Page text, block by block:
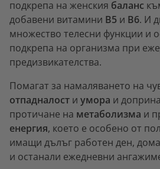
подкрепа на женския баланс
добавени витамини B5 и B6. И
множество телесни функции и
подкрепа на организма при
предизвикателства.
Помагат за намаляването на
отпадналост и умора и
протичане на метаболизма и
енергия, което е особено от
имащи дълъг работен ден,
и останали ежедневни